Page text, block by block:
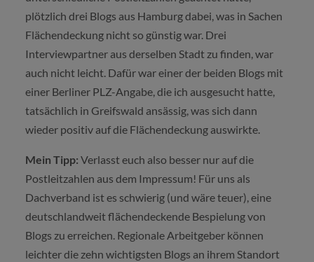
plötzlich drei Blogs aus Hamburg dabei, was in Sachen
Flächendeckung nicht so günstig war. Drei
Interviewpartner aus derselben Stadt zu finden, war
auch nicht leicht. Dafür war einer der beiden Blogs mit
einer Berliner PLZ-Angabe, die ich ausgesucht hatte,
tatsächlich in Greifswald ansässig, was sich dann
wieder positiv auf die Flächendeckung auswirkte.
Mein Tipp: Verlasst euch also besser nur auf die
Postleitzahlen aus dem Impressum! Für uns als
Dachverband ist es schwierig (und wäre teuer), eine
deutschlandweit flächendeckende Bespielung von
Blogs zu erreichen. Regionale Arbeitgeber können
leichter die zehn wichtigsten Blogs an ihrem Standort